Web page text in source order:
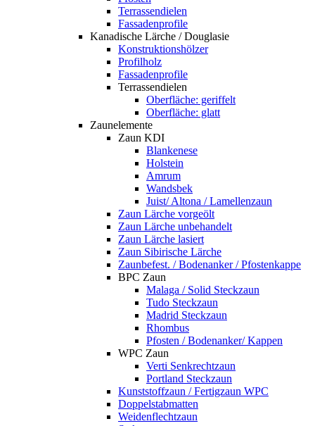
Terrassendielen
Fassadenprofile
Kanadische Lärche / Douglasie
Konstruktionshölzer
Profilholz
Fassadenprofile
Terrassendielen
Oberfläche: geriffelt
Oberfläche: glatt
Zaunelemente
Zaun KDI
Blankenese
Holstein
Amrum
Wandsbek
Juist/ Altona / Lamellenzaun
Zaun Lärche vorgeölt
Zaun Lärche unbehandelt
Zaun Lärche lasiert
Zaun Sibirische Lärche
Zaunbefest. / Bodenanker / Pfostenkappe
BPC Zaun
Malaga / Solid Steckzaun
Tudo Steckzaun
Madrid Steckzaun
Rhombus
Pfosten / Bodenanker/ Kappen
WPC Zaun
Verti Senkrechtzaun
Portland Steckzaun
Kunststoffzaun / Fertigzaun WPC
Doppelstabmatten
Weidenflechtzaun